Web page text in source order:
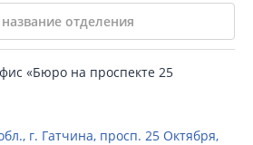
«Бюро на проспекте 25
г. Гатчина, просп. 25 Октября,